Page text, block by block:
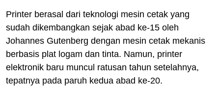
Printer berasal dari teknologi mesin cetak yang
sudah dikembangkan sejak abad ke-15 oleh
Johannes Gutenberg dengan mesin cetak mekanis
berbasis plat logam dan tinta. Namun, printer
elektronik baru muncul ratusan tahun setelahnya,
tepatnya pada paruh kedua abad ke-20.